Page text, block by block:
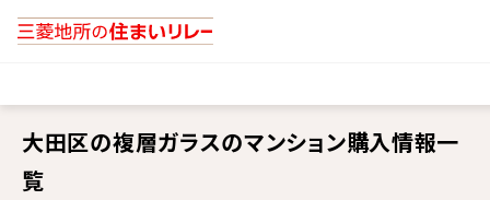
大田区の複層ガラスのマンション購入情報一
覧